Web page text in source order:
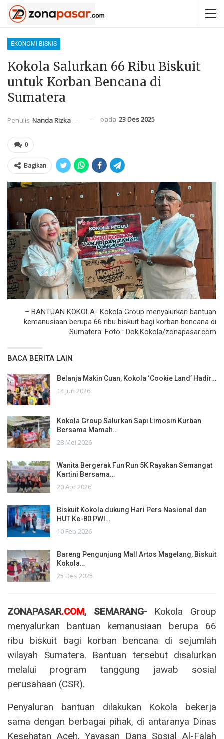
EKONOMI BISNIS
Kokola Salurkan 66 Ribu Biskuit
untuk Korban Bencana di
Sumatera
Penulis Nanda Rizka Mahendra pada 23 Des 2025
0
Bagikan
– BANTUAN KOKOLA- Kokola Group menyalurkan bantuan
kemanusiaan berupa 66 ribu biskuit bagi korban bencana di
Sumatera. Foto : Dok.Kokola/zonapasar.com
BACA BERITA LAIN
Belanja Makin Cuan, Kokola ‘Cookie Land’ Hadir…
14 Jun 2026
Kokola Group Salurkan Sapi Limosin Kurban
Bersama Mamah…
28 Mei 2026
Wanita Bergerak Fun Run 5K Rayakan Semangat
Kartini Bersama…
20 Apr 2026
Biskuit Kokola dukung Hari Pers Nasional dan
HUT Ke-80 PWI…
10 Feb 2026
Bareng Pengunjung Mall Artos Magelang, Biskuit
Kokola…
25 Des 2025
ZONAPASAR.COM, SEMARANG-Kokola Group
menyalurkan bantuan kemanusiaan berupa 66
ribu biskuit bagi korban bencana di sejumlah
wilayah Sumatera. Bantuan tersebut disalurkan
melalui program tanggung jawab sosial
perusahaan (CSR).
Penyaluran bantuan dilakukan Kokola bekerja
sama dengan berbagai pihak, di antaranya Dinas
Kesehatan Aceh, Yayasan Dana Sosial Al-Falah